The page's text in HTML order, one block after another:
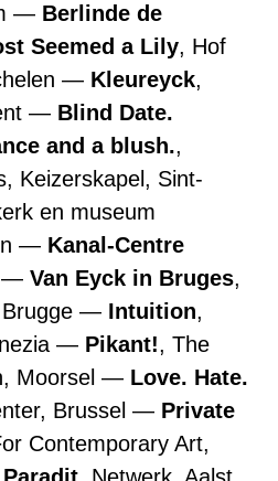
Berlinde de
Seemed a Lily, Hof
Kleureyck,
Blind Date.
and a blush.,
Keizerskapel, Sint-
en museum
Kanal-Centre
Van Eyck in Bruges,
Intuition,
Pikant!, The
Moorsel
Love. Hate.
Brussel
Private
Contemporary Art,